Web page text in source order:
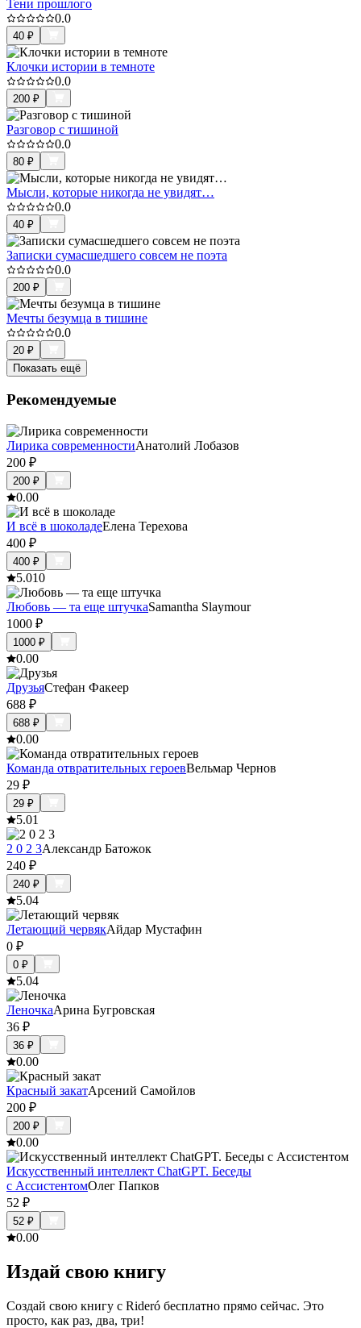
Тени прошлого
0.0
40 ₽
Клочки истории в темноте
0.0
200 ₽
Разговор с тишиной
0.0
80 ₽
Мысли, которые никогда не увидят…
0.0
40 ₽
Записки сумасшедшего совсем не поэта
0.0
200 ₽
Мечты безумца в тишине
0.0
20 ₽
Показать ещё
Рекомендуемые
Лирика современностиАнатолий Лобазов
200 ₽
200 ₽
0.00
И всё в шоколадеЕлена Терехова
400 ₽
400 ₽
5.010
Любовь — та еще штучкаSamantha Slaymour
1000 ₽
1000 ₽
0.00
ДрузьяСтефан Факеер
688 ₽
688 ₽
0.00
Команда отвратительных героевВельмар Чернов
29 ₽
29 ₽
5.01
2 0 2 3Александр Батожок
240 ₽
240 ₽
5.04
Летающий червякАйдар Мустафин
0 ₽
0 ₽
5.04
ЛеночкаАрина Бугровская
36 ₽
36 ₽
0.00
Красный закатАрсений Самойлов
200 ₽
200 ₽
0.00
Искусственный интеллект ChatGPT. Беседы
с АссистентомОлег Папков
52 ₽
52 ₽
0.00
Издай свою книгу
Создай свою книгу с Rideró бесплатно прямо сейчас. Это
просто, как раз, два, три!